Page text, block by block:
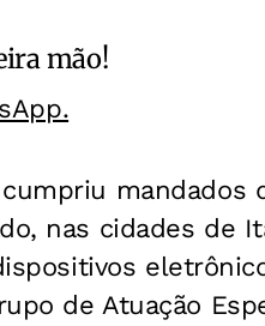
mão!
mandados
nas cidades de
de Atuação